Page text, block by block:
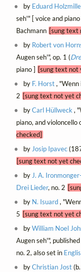
by Eduard
seh'" [ voice and
Bachmann [sung text
by Robert von
Augen seh'", op. 1 (
piano ] [sung text not
by F. Horst, "Wenn
2 [sung text not yet
byCarl Hüllweck,
piano, and violoncello
checked]
byJosip Ipavec
[sung text not yet
byJ. A.
Drei Lieder, no. 2
by N. Isuard,
5 [sung text not yet
byWilliam Noel
Augen seh'",
no. 2, also set in
byChristian Jost